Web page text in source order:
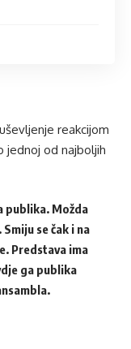
reakcijom
jednoj od najboljih
publika. Možda
se čak i na
Predstava ima
ga publika